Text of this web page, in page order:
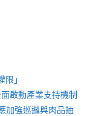
」
啟動產業支持機制
加強巡邏與肉品抽